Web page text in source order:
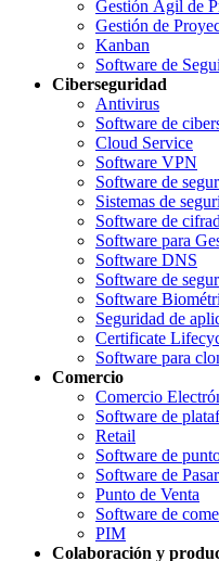
Gestión Ágil de
Gestión de
Kanban
Software de
Ciberseguridad
Antivirus
Software de
Cloud Service
Software VPN
Software de
Sistemas de
Software de
Software para
Software DNS
Software de
Software
Seguridad de
Certificate
Software para
Comercio
Comercio
Software de
Retail
Software de
Software de
Punto de Venta
Software de
PIM
Colaboración y